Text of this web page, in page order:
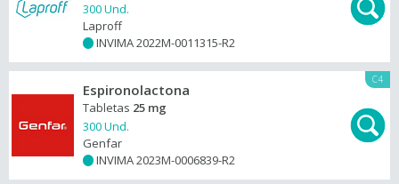
300 Und.
Laproff
INVIMA 2022M-0011315-R2
C4
Espironolactona
Tabletas 25 mg
300 Und.
Genfar
INVIMA 2023M-0006839-R2